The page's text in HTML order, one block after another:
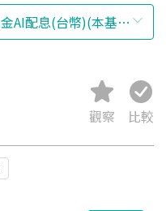
觀察 比較